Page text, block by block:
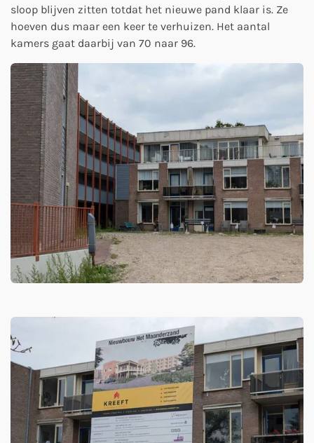
sloop blijven zitten totdat het nieuwe pand klaar is. Ze
hoeven dus maar een keer te verhuizen. Het aantal
kamers gaat daarbij van 70 naar 96.